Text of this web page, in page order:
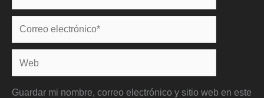
Correo
electrónico*
Web
Guardar mi nombre, correo electrónico y sitio web en este